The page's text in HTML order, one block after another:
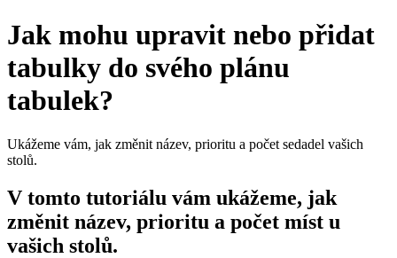
Jak mohu upravit nebo přidat
tabulky do svého plánu
tabulek?
Ukážeme vám, jak změnit název, prioritu a počet sedadel vašich
stolů.
V tomto tutoriálu vám ukážeme, jak
změnit název, prioritu a počet míst u
vašich stolů.